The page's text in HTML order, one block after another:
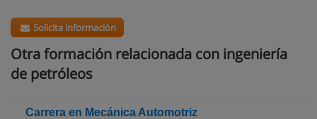
Solicita información
Otra formación relacionada con ingeniería
de petróleos
Carrera en Mecánica Automotriz